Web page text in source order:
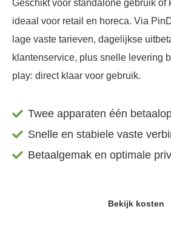
Geschikt voor standalone gebruik of
ideaal voor retail en horeca. Via
lage vaste tarieven, dagelijkse
klantenservice, plus snelle levering
play: direct klaar voor gebruik.
Twee apparaten één
Snelle en stabiele vaste
Betaalgemak en optimale
Bekijk kosten